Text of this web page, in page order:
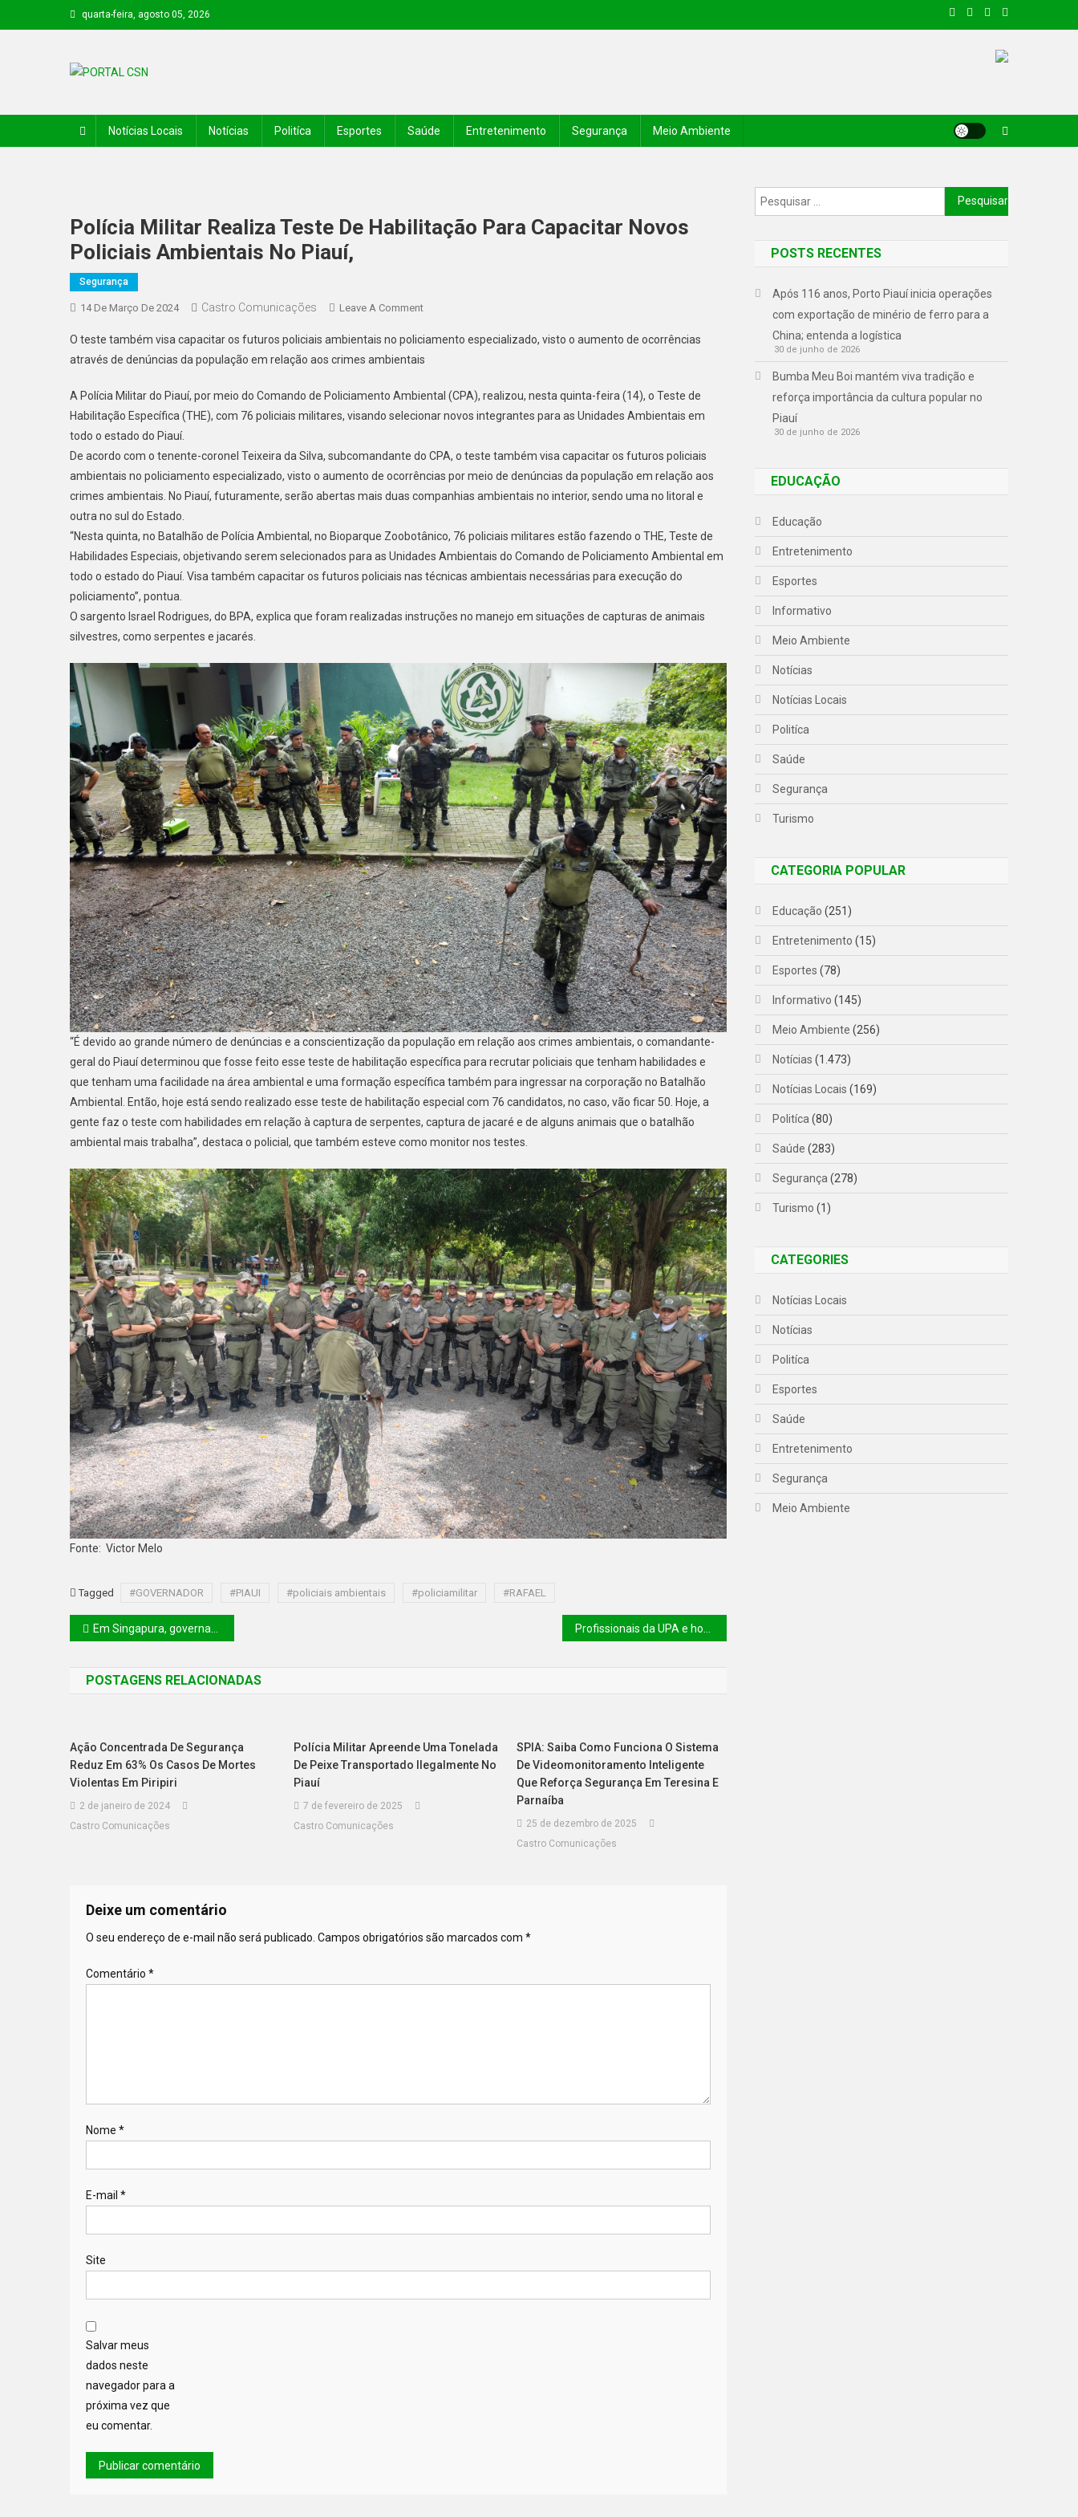
quarta-feira, agosto 05, 2026
Notícias Locais Notícias Politíca Esportes Saúde Entretenimento Segurança Meio Ambiente
Polícia Militar Realiza Teste De Habilitação Para Capacitar Novos
Policiais Ambientais No Piauí,
Segurança
14 De Março De 2024 Castro Comunicações Leave A Comment
O teste também visa capacitar os futuros policiais ambientais no policiamento especializado, visto o aumento de ocorrências
através de denúncias da população em relação aos crimes ambientais
A Polícia Militar do Piauí, por meio do Comando de Policiamento Ambiental (CPA), realizou, nesta quinta-feira (14), o Teste de
Habilitação Específica (THE), com 76 policiais militares, visando selecionar novos integrantes para as Unidades Ambientais em
todo o estado do Piauí.
De acordo com o tenente-coronel Teixeira da Silva, subcomandante do CPA, o teste também visa capacitar os futuros policiais
ambientais no policiamento especializado, visto o aumento de ocorrências por meio de denúncias da população em relação aos
crimes ambientais. No Piauí, futuramente, serão abertas mais duas companhias ambientais no interior, sendo uma no litoral e
outra no sul do Estado.
“Nesta quinta, no Batalhão de Polícia Ambiental, no Bioparque Zoobotânico, 76 policiais militares estão fazendo o THE, Teste de
Habilidades Especiais, objetivando serem selecionados para as Unidades Ambientais do Comando de Policiamento Ambiental em
todo o estado do Piauí. Visa também capacitar os futuros policiais nas técnicas ambientais necessárias para execução do
policiamento”, pontua.
O sargento Israel Rodrigues, do BPA, explica que foram realizadas instruções no manejo em situações de capturas de animais
silvestres, como serpentes e jacarés.
“É devido ao grande número de denúncias e a conscientização da população em relação aos crimes ambientais, o comandante-
geral do Piauí determinou que fosse feito esse teste de habilitação específica para recrutar policiais que tenham habilidades e
que tenham uma facilidade na área ambiental e uma formação específica também para ingressar na corporação no Batalhão
Ambiental. Então, hoje está sendo realizado esse teste de habilitação especial com 76 candidatos, no caso, vão ficar 50. Hoje, a
gente faz o teste com habilidades em relação à captura de serpentes, captura de jacaré e de alguns animais que o batalhão
ambiental mais trabalha”, destaca o policial, que também esteve como monitor nos testes.
Fonte: Victor Melo
Tagged #GOVERNADOR #PIAUI #policiais ambientais #policiamilitar #RAFAEL
Em Singapura, governador conhece experiências de abastecimento e uso sustentável de água
POSTAGENS RELACIONADAS
Ação Concentrada De Segurança
Reduz Em 63% Os Casos De Mortes
Violentas Em Piripiri
2 de janeiro de 2024
Castro Comunicações
Polícia Militar Apreende Uma Tonelada
De Peixe Transportado Ilegalmente No
Piauí
7 de fevereiro de 2025
Castro Comunicações
SPIA: Saiba Como Funciona O Sistema
De Videomonitoramento Inteligente
Que Reforça Segurança Em Teresina E
Parnaíba
25 de dezembro de 2025
Castro Comunicações
Deixe um comentário
O seu endereço de e-mail não será publicado. Campos obrigatórios são marcados com *
Comentário *
Nome *
E-mail *
Site
Salvar meus
dados neste
navegador para a
próxima vez que
eu comentar.
POSTS RECENTES
Após 116 anos, Porto Piauí inicia operações
com exportação de minério de ferro para a
China; entenda a logística
30 de junho de 2026
Bumba Meu Boi mantém viva tradição e
reforça importância da cultura popular no
Piauí
30 de junho de 2026
EDUCAÇÃO
Educação
Entretenimento
Esportes
Informativo
Meio Ambiente
Notícias
Notícias Locais
Politíca
Saúde
Segurança
Turismo
CATEGORIA POPULAR
Educação (251)
Entretenimento (15)
Esportes (78)
Informativo (145)
Meio Ambiente (256)
Notícias (1.473)
Notícias Locais (169)
Politíca (80)
Saúde (283)
Segurança (278)
Turismo (1)
CATEGORIES
Notícias Locais
Notícias
Politíca
Esportes
Saúde
Entretenimento
Segurança
Meio Ambiente